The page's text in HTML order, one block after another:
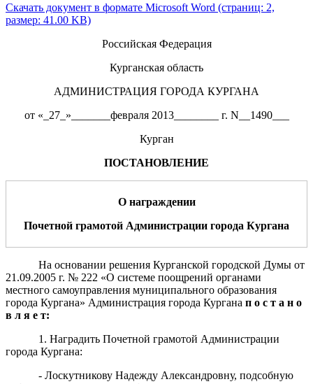
Скачать документ в формате Microsoft Word (страниц: 2,
размер: 41.00 KB)
Российская Федерация
Курганская область
АДМИНИСТРАЦИЯ ГОРОДА КУРГАНА
от «_27_»_______февраля 2013________ г. N__1490___
Курган
ПОСТАНОВЛЕНИЕ
О награждении
Почетной грамотой Администрации города Кургана
На основании решения Курганской городской Думы от
21.09.2005 г. № 222 «О системе поощрений органами
местного самоуправления муниципального образования
города Кургана» Администрация города Кургана п о с т а н о
в л я е т:
1. Наградить Почетной грамотой Администрации
города Кургана:
- Лоскутникову Надежду Александровну, подсобную